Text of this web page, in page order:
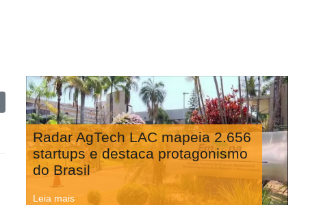
Radar AgTech LAC mapeia 2.656
startups e destaca protagonismo
do Brasil
Leia mais